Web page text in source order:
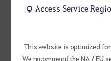
Access Service
This website is optimized
We recommend the NA / EU